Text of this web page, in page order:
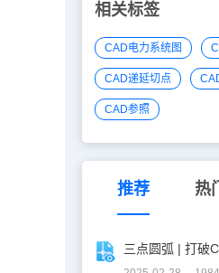
相关标签
CAD电力系统图
CAD递延切点
CAD参照
推荐 热门
三点圆弧 | 打破